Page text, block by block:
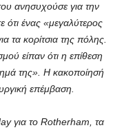
ανησυχούσε για την
ότι ένας «μεγαλύτερος
τα κορίτσια της πόλης.
είπαν ότι η επίθεση
της». Η κακοποίησή
επέμβαση.
για το Rotherham, τα